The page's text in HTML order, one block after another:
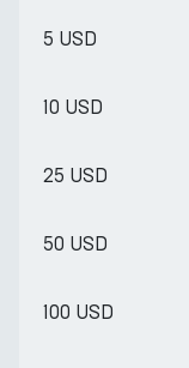
5 USD
10 USD
25 USD
50 USD
100 USD